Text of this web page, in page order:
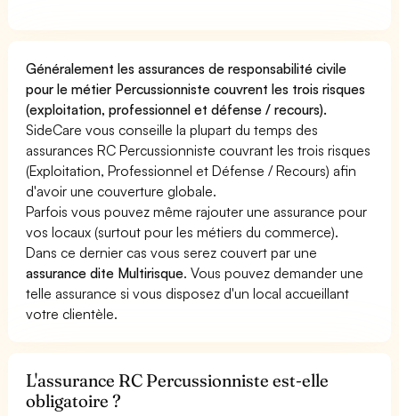
Généralement les assurances de responsabilité civile
pour le métier Percussionniste couvrent les trois risques
(exploitation, professionnel et défense / recours).
SideCare vous conseille la plupart du temps des
assurances RC Percussionniste couvrant les trois risques
(Exploitation, Professionnel et Défense / Recours) afin
d'avoir une couverture globale.
Parfois vous pouvez même rajouter une assurance pour
vos locaux (surtout pour les métiers du commerce).
Dans ce dernier cas vous serez couvert par une
assurance dite Multirisque. Vous pouvez demander une
telle assurance si vous disposez d'un local accueillant
votre clientèle.
L'assurance RC Percussionniste est-elle
obligatoire ?